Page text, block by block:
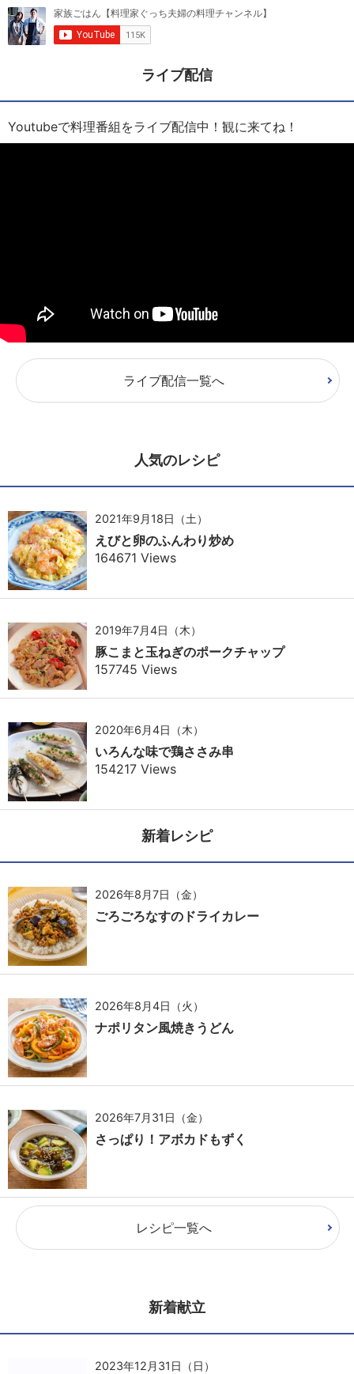
ライブ配信
Youtubeで料理番組をライブ配信中！観に来てね！
ライブ配信一覧へ
人気のレシピ
2021年9月18日（土）
えびと卵のふんわり炒め
164671 Views
2019年7月4日（木）
豚こまと玉ねぎのポークチャップ
157745 Views
2020年6月4日（木）
いろんな味で鶏ささみ串
154217 Views
新着レシピ
2026年8月7日（金）
ごろごろなすのドライカレー
2026年8月4日（火）
ナポリタン風焼きうどん
2026年7月31日（金）
さっぱり！アボカドもずく
レシピ一覧へ
新着献立
2023年12月31日（日）